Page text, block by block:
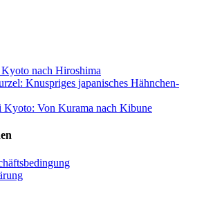
nach Hiroshima
Knuspriges japanisches Hähnchen-
Kyoto: Von Kurama nach Kibune